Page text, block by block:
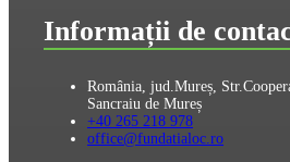
Informații de
România, jud.Mureș,
Sancraiu de Mureș
+40 265 218 978
office@fundatialoc.ro